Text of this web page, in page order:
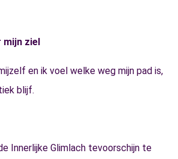
mijn ziel
en ik voel welke weg mijn pad is,
blijf.
Innerlijke Glimlach tevoorschijn te